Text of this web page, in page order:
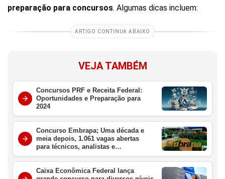
preparação para concursos. Algumas dicas incluem:
ARTIGO CONTINUA ABAIXO
VEJA TAMBÉM
Concursos PRF e Receita Federal:
Oportunidades e Preparação para
2024
Concurso Embrapa; Uma década e
meia depois, 1.061 vagas abertas
para técnicos, analistas e
pesquisadores, com salários de até
R$10.921
Caixa Econômica Federal lança